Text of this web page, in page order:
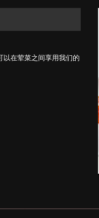
在荤菜之间享用我们的